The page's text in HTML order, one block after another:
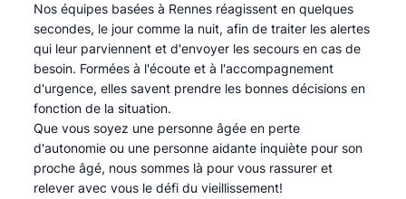
Nos équipes basées à Rennes réagissent en quelques
secondes, le jour comme la nuit, afin de traiter les alertes
qui leur parviennent et d'envoyer les secours en cas de
besoin. Formées à l'écoute et à l'accompagnement
d'urgence, elles savent prendre les bonnes décisions en
fonction de la situation.
Que vous soyez une personne âgée en perte
d'autonomie ou une personne aidante inquiète pour son
proche âgé, nous sommes là pour vous rassurer et
relever avec vous le défi du vieillissement!